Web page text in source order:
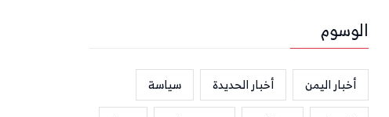
الوسوم
أخبار اليمن أخبار الحديدة
سياسة